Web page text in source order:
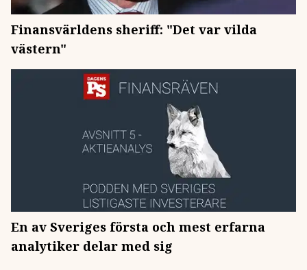
Finansvärldens sheriff: "Det var vilda
västern"
En av Sveriges första och mest erfarna
analytiker delar med sig